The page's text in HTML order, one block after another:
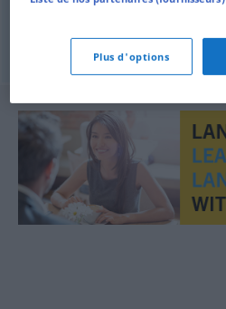
© OpenThesaurus.de
Plus d'options